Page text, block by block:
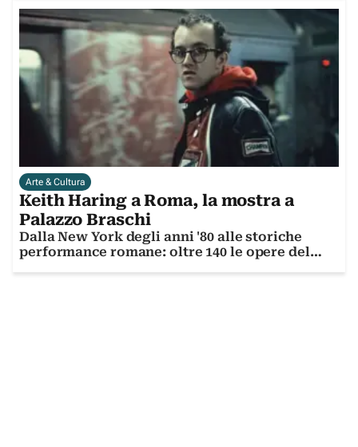
Arte & Cultura
Keith Haring a Roma, la mostra a
Palazzo Braschi
Dalla New York degli anni '80 alle storiche
performance romane: oltre 140 le opere del